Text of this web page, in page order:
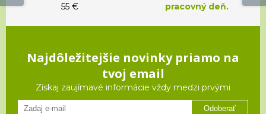
55 €
pracovný deň.
Najdôležitejšie novinky priamo na
tvoj email
Získaj zaujímavé informácie vždy medzi prvými
Odoberať